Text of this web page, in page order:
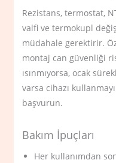
Rezistans, termostat,
valfi ve termokupl
müdahale gerektirir.
montaj can güvenliği
ısınmıyorsa, ocak
varsa cihazı
başvurun.
Bakım İpuçları
Her kullanımdan